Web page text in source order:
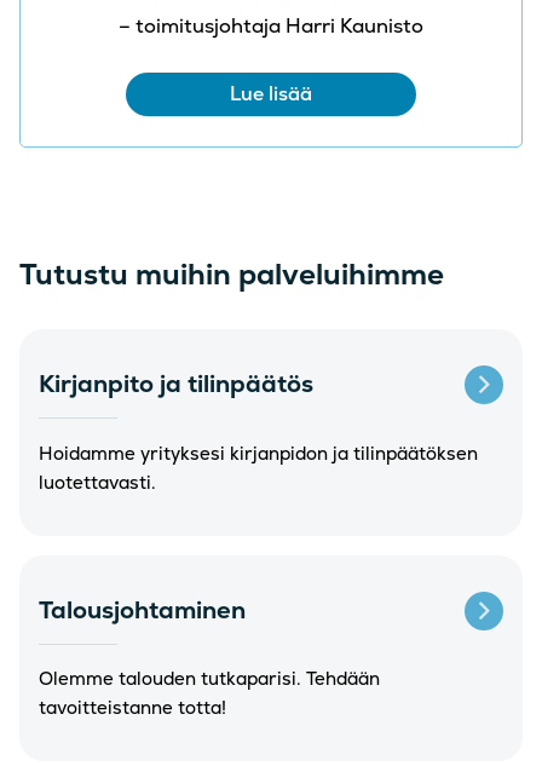
– toimitusjohtaja Harri Kaunisto
Lue lisää
Tutustu muihin palveluihimme
Kirjanpito ja tilinpäätös
Hoidamme yrityksesi kirjanpidon ja tilinpäätöksen
luotettavasti.
Talousjohtaminen
Olemme talouden tutkaparisi. Tehdään
tavoitteistanne totta!